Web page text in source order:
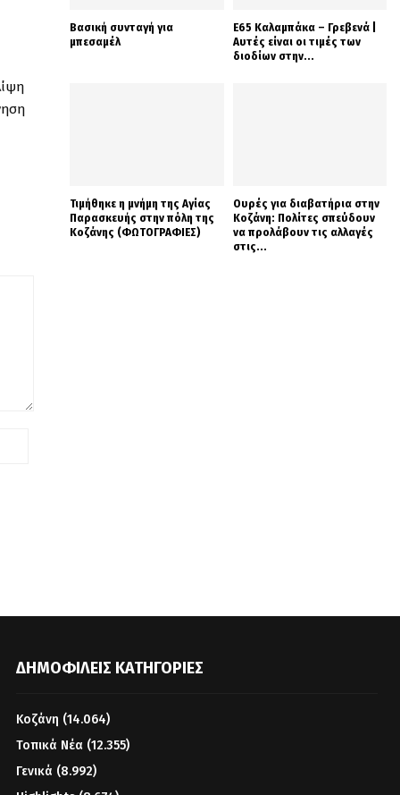
Βασική συνταγή για
μπεσαμέλ
Ε65 Καλαμπάκα – Γρεβενά |
Αυτές είναι οι τιμές των
διοδίων στην...
Τιμήθηκε η μνήμη της Αγίας
Παρασκευής στην πόλη της
Κοζάνης (ΦΩΤΟΓΡΑΦΙΕΣ)
Ουρές για διαβατήρια στην
Κοζάνη: Πολίτες σπεύδουν
να προλάβουν τις αλλαγές
στις...
ΔΗΜΟΦΙΛΕΊΣ ΚΑΤΗΓΟΡΊΕΣ
Κοζάνη (14.064)
Τοπικά Νέα (12.355)
Γενικά (8.992)